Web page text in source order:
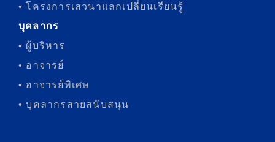
• โครงการเสวนาแลกเปลี่ยนเรียนรู้
บุคลากร
• ผู้บริหาร
• อาจารย์
• อาจารย์พิเศษ
• บุคลากรสายสนับสนุน